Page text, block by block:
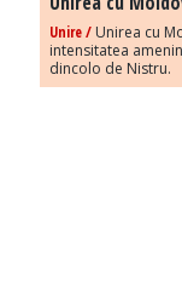
Unire / Unirea cu
intensitatea
dincolo de Nistru.